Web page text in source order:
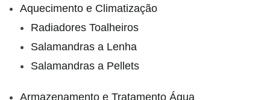
Aquecimento e Climatização
Radiadores Toalheiros
Salamandras a Lenha
Salamandras a Pellets
Armazenamento e Tratamento Água